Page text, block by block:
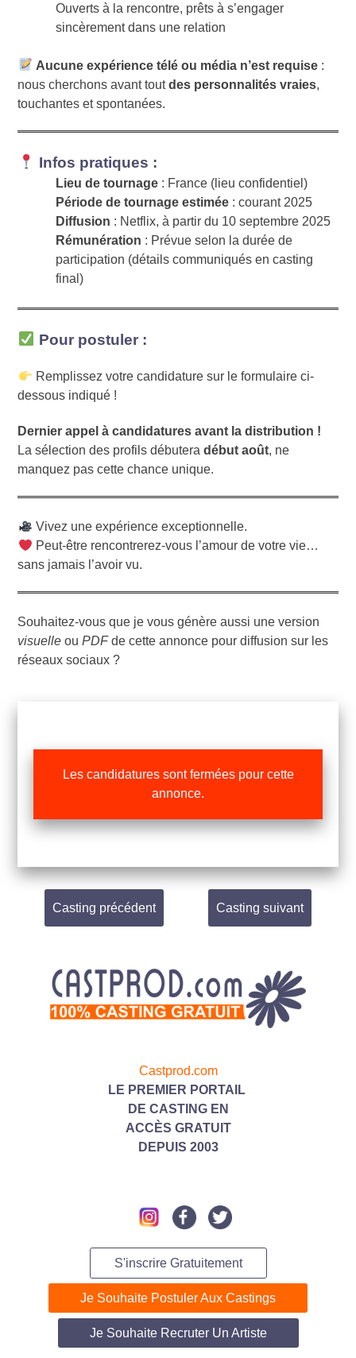
Ouverts à la rencontre, prêts à s’engager
sincèrement dans une relation
Aucune expérience télé ou média n’est requise:
nous cherchons avant toutdes personnalités vraies,
touchantes et spontanées.
Infos pratiques :
Lieu de tournage : France (lieu confidentiel)
Période de tournage estimée : courant 2025
Diffusion : Netflix, à partir du 10 septembre 2025
Rémunération : Prévue selon la durée de
participation (détails communiqués en casting
final)
Pour postuler :
Remplissez votre candidature sur le formulaire ci-
dessous indiqué !
Dernier appel à candidatures avant la distribution !
La sélection des profils débuteradébut août, ne
manquez pas cette chance unique.
Vivez une expérience exceptionnelle.
Peut-être rencontrerez-vous l’amour de votre vie…
sans jamais l’avoir vu.
Souhaitez-vous que je vous génère aussi une version
visuelle ouPDFde cette annonce pour diffusion sur les
réseaux sociaux ?
Les candidatures sont fermées pour cette
annonce.
Casting précédent Casting suivant
Castprod.com
LE PREMIER PORTAIL
DE CASTING EN
ACC ÈS GRATUIT
DEPUIS 2003
S'inscrire Gratuitement
Je Souhaite Postuler Aux Castings
Je Souhaite Recruter Un Artiste